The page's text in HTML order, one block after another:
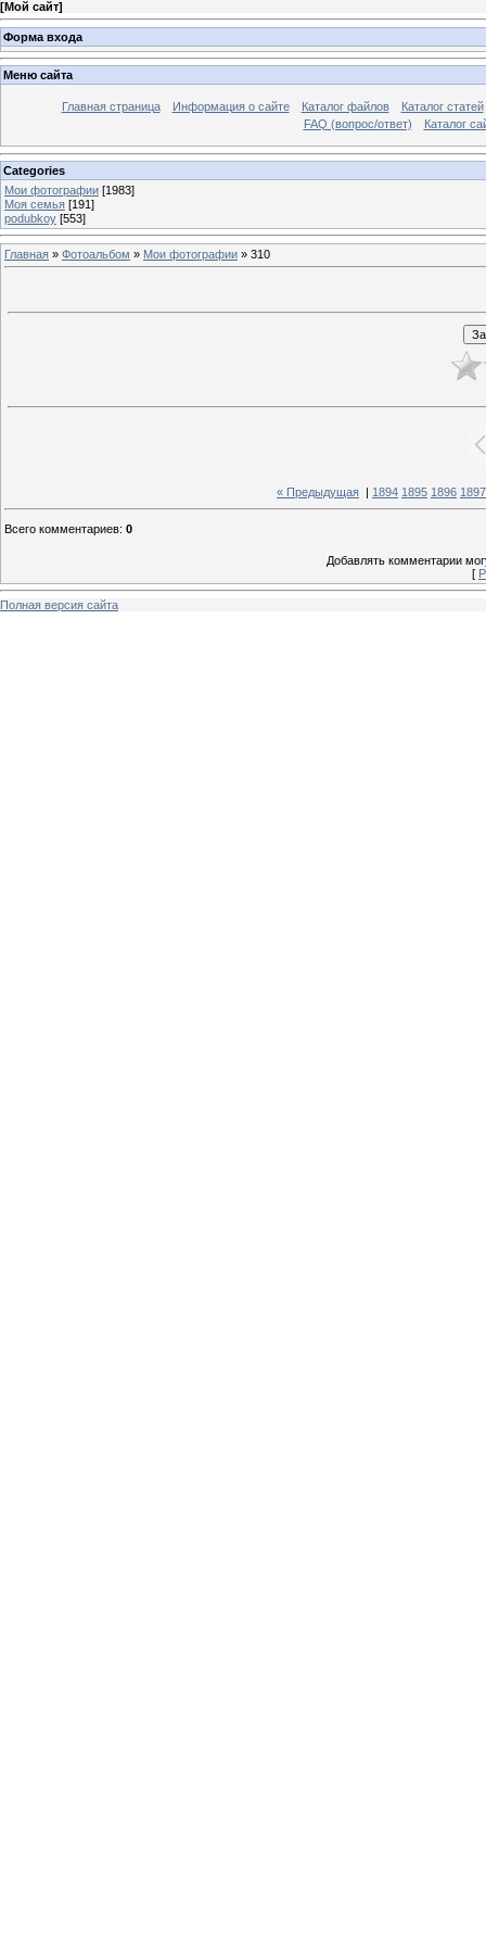
[Мой сайт]
Форма входа
Меню сайта
Главная страница Информация о сайте Каталог файлов
Каталог статей
FAQ (вопрос/ответ)
Каталог
Categories
Мои фотографии [1983]
Моя семья [191]
podubkoy [553]
Главная » Фотоальбом » Мои фотографии » 310
« Предыдущая 1894 1895 1896 1897
Всего комментариев: 0
Добавлять комментарии
[
Полная версия сайта